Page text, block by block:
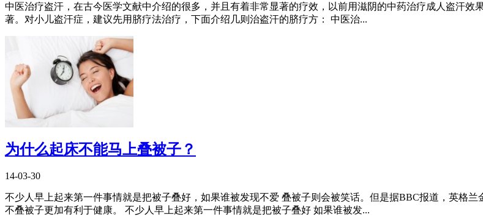
中医治疗盗汗，在古今医学文献中介绍的很多，并且有着非常显著的疗效，以前用滋阴的中药治疗成人盗汗
著。对小儿盗汗症，建议先用脐疗法治疗，下面介绍几则治盗汗的脐疗方： 中医治...
为什么起床不能马上叠被子？
14-03-30
不少人早上起来第一件事情就是把被子叠好，如果谁被发现不爱 叠被子则会被笑话。但是据BBC报道，英格
不叠被子更加有利于健康。 不少人早上起来第一件事情就是把被子叠好 如果谁被发...